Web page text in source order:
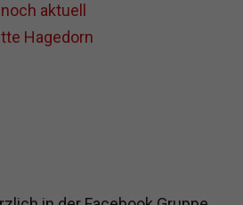
aktuell
Hagedorn